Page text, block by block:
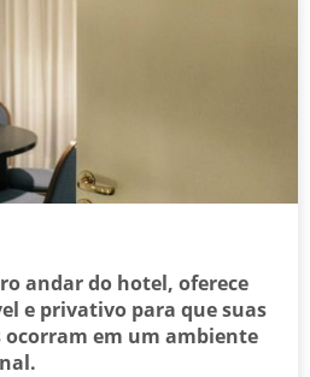
andar do hotel, oferece
e privativo para que suas
ocorram em um ambiente